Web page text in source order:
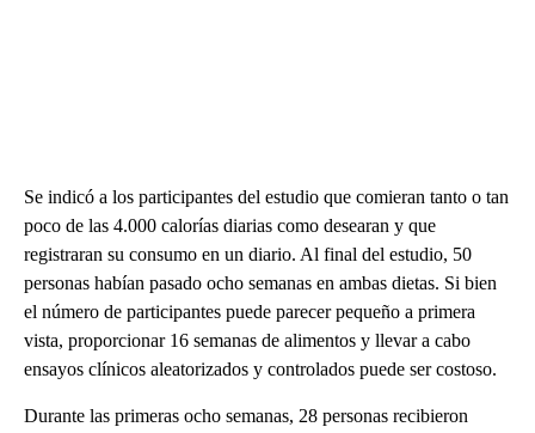
Se indicó a los participantes del estudio que comieran tanto o tan
poco de las 4.000 calorías diarias como desearan y que
registraran su consumo en un diario. Al final del estudio, 50
personas habían pasado ocho semanas en ambas dietas. Si bien
el número de participantes puede parecer pequeño a primera
vista, proporcionar 16 semanas de alimentos y llevar a cabo
ensayos clínicos aleatorizados y controlados puede ser costoso.
Durante las primeras ocho semanas, 28 personas recibieron